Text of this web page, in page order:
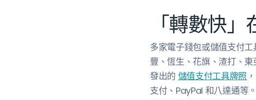
「轉數快
多家電子錢包或儲值支付
豐、恆生、花旗、渣打、
發出的 儲值支付工具牌照
支付、PayPal 和八達通等